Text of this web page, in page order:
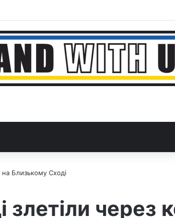
Google News
Threads
на Близькому Сході
злетіли через